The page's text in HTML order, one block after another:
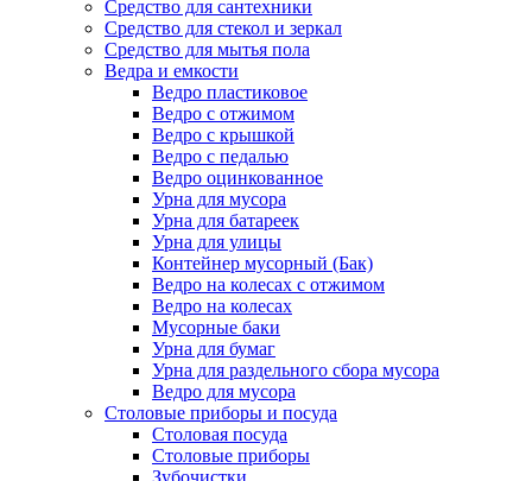
Средство для сантехники
Средство для стекол и зеркал
Средство для мытья пола
Ведра и емкости
Ведро пластиковое
Ведро с отжимом
Ведро с крышкой
Ведро с педалью
Ведро оцинкованное
Урна для мусора
Урна для батареек
Урна для улицы
Контейнер мусорный (Бак)
Ведро на колесах с отжимом
Ведро на колесах
Мусорные баки
Урна для бумаг
Урна для раздельного сбора мусора
Ведро для мусора
Столовые приборы и посуда
Столовая посуда
Столовые приборы
Зубочистки